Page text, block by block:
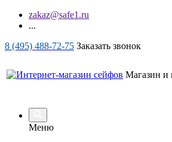
zakaz@safe1.ru
...
8 (495) 488-72-75 Заказать звонок
Магазин и
Меню